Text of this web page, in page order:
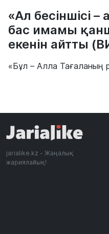
«Ал бесіншісі
бас имамы
екенін айтты
«Бұл – Алла Тағаланың
jarialike.kz - Жаңалық
жариялайық!